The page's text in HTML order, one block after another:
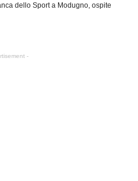
dello Sport a Modugno, ospite
-